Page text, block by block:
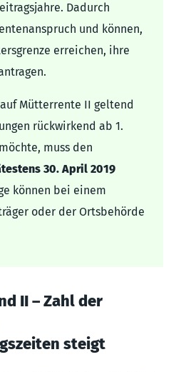
Dadurch
und können,
erreichen, ihre
Mütterrente II geltend
rückwirkend ab 1.
muss den
30. April 2019
können bei einem
oder der Ortsbehörde
II – Zahl der
steigt